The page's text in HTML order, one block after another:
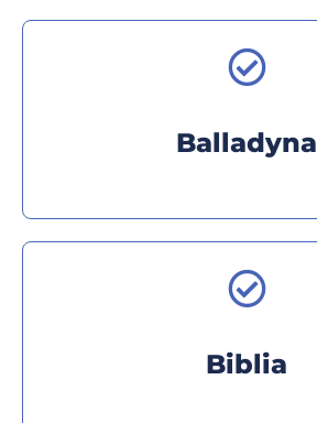
Balladyna
Biblia